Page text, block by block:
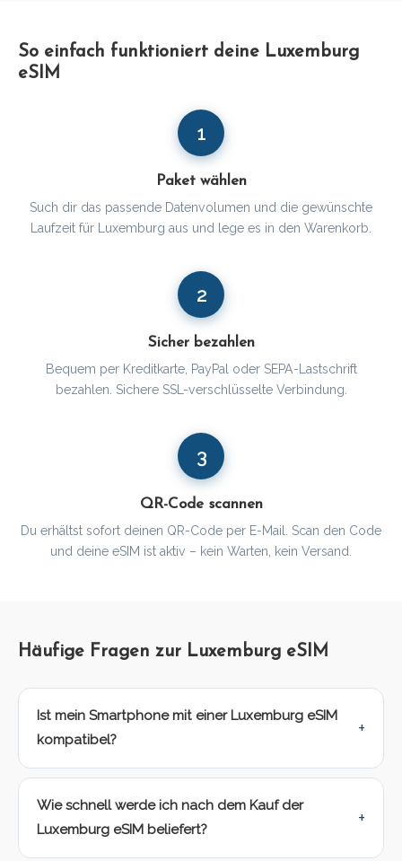
So einfach funktioniert deine Luxemburg
eSIM
1
Paket wählen
Such dir das passende Datenvolumen und die gewünschte
Laufzeit für Luxemburg aus und lege es in den Warenkorb.
2
Sicher bezahlen
Bequem per Kreditkarte, PayPal oder SEPA-Lastschrift
bezahlen. Sichere SSL-verschlüsselte Verbindung.
3
QR-Code scannen
Du erhältst sofort deinen QR-Code per E-Mail. Scan den Code
und deine eSIM ist aktiv – kein Warten, kein Versand.
Häufige Fragen zur Luxemburg eSIM
Ist mein Smartphone mit einer Luxemburg eSIM
kompatibel?
Wie schnell werde ich nach dem Kauf der
Luxemburg eSIM beliefert?